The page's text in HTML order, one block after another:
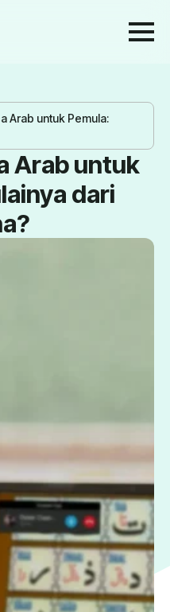
Arab untuk Pemula:
Arab untuk
dari